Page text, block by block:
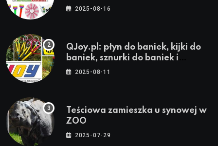
stroje i akcesoria dla animatorów
2025-08-16
QJoy.pl: płyn do baniek, kijki do
baniek, sznurki do baniek i
zestawy do baniek
2025-08-11
Teściowa zamieszka u synowej w
ZOO
2025-07-29